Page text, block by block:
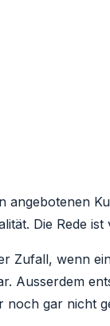
angebotenen
Die Rede
Zufall, wenn
Ausserdem
noch gar nicht